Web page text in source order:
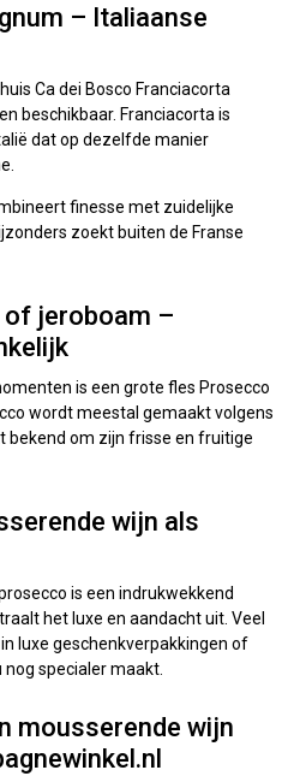
– Italiaanse
Ca dei Bosco Franciacorta
beschikbaar. Franciacorta is
dat op dezelfde manier
finesse met zuidelijke
zoekt buiten de Franse
jeroboam –
is een grote fles Prosecco
wordt meestal gemaakt volgens
bekend om zijn frisse en fruitige
wijn als
is een indrukwekkend
het luxe en aandacht uit. Veel
luxe geschenkverpakkingen of
specialer maakt.
mousserende wijn